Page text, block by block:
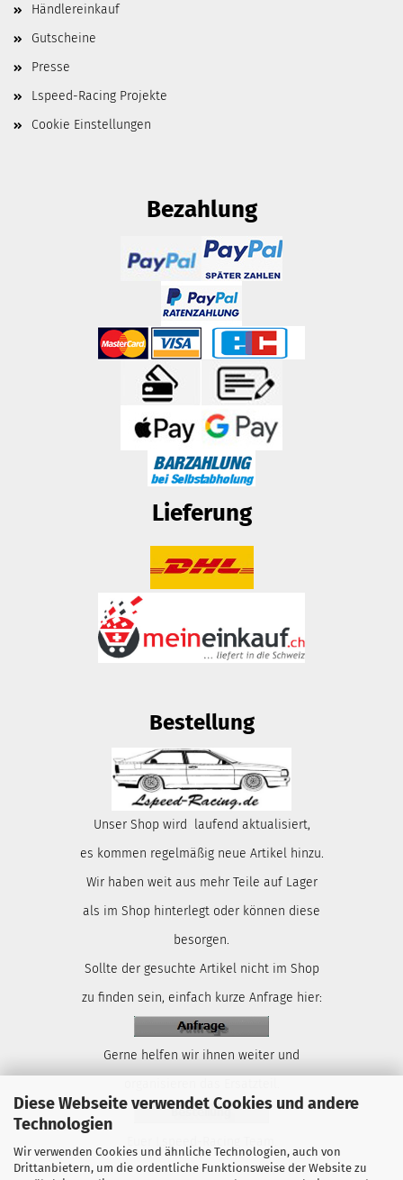
Diese Webseite verwendet Cookies und andere
Technologien
Wir verwenden Cookies und ähnliche Technologien, auch von
Drittanbietern, um die ordentliche Funktionsweise der Website zu
Händlereinkauf
Gutscheine
Presse
Lspeed-Racing Projekte
Cookie Einstellungen
Bezahlung
Lieferung
Bestellung
Unser Shop wird laufend aktualisiert,
es kommen regelmäßig neue Artikel hinzu.
Wir haben weit aus mehr Teile auf Lager
als im Shop hinterlegt oder können diese
besorgen.
Sollte der gesuchte Artikel nicht im Shop
zu finden sein, einfach kurze Anfrage hier:
Gerne helfen wir ihnen weiter und